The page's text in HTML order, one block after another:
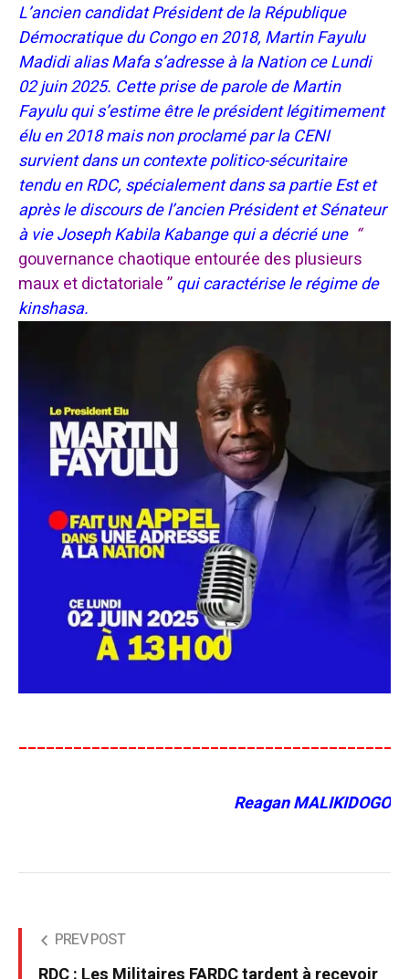
L’ancien candidat Président de la République
Démocratique du Congo en 2018, Martin Fayulu
Madidi alias Mafa s’adresse à la Nation ce Lundi
02 juin 2025. Cette prise de parole de Martin
Fayulu qui s’estime être le président légitimement
élu en 2018 mais non proclamé par la CENI
survient dans un contexte politico-sécuritaire
tendu en RDC, spécialement dans sa partie Est et
après le discours de l’ancien Président et Sénateur
à vie Joseph Kabila Kabange qui a décrié une “
gouvernance chaotique entourée des plusieurs
maux et dictatoriale ”qui caractérise le régime de
kinshasa.
Reagan MALIKIDOGO
PREV POST